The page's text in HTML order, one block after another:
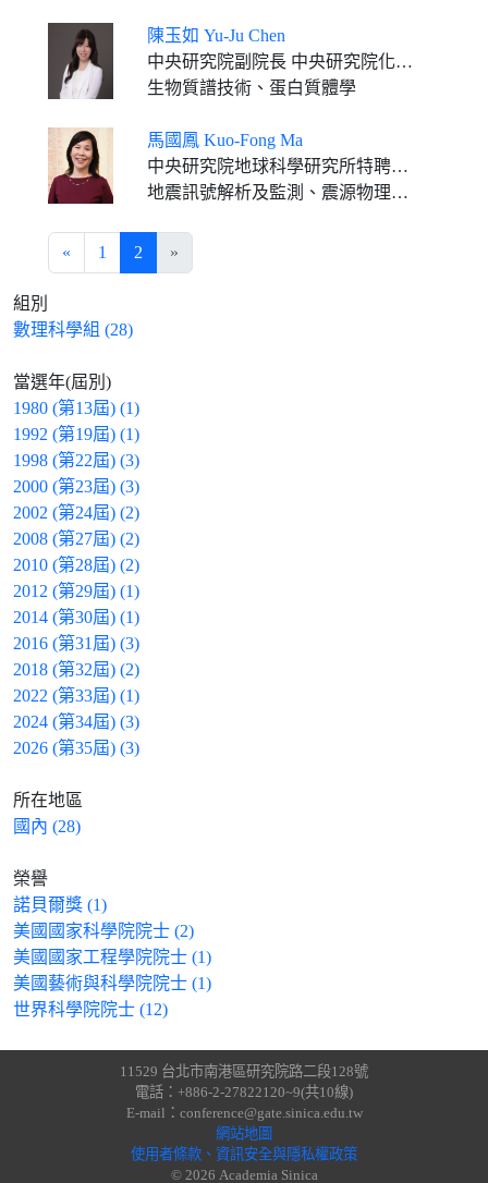
陳玉如 Yu-Ju Chen
中央研究院副院長 中央研究院化學研究所特聘研究員
生物質譜技術、蛋白質體學
馬國鳳 Kuo-Fong Ma
中央研究院地球科學研究所特聘研究員兼所長
地震訊號解析及監測、震源物理、斷層動力學模擬、地震危害度分析
« 1 2 »
組別
數理科學組 (28)
當選年(屆別)
1980 (第13屆) (1)
1992 (第19屆) (1)
1998 (第22屆) (3)
2000 (第23屆) (3)
2002 (第24屆) (2)
2008 (第27屆) (2)
2010 (第28屆) (2)
2012 (第29屆) (1)
2014 (第30屆) (1)
2016 (第31屆) (3)
2018 (第32屆) (2)
2022 (第33屆) (1)
2024 (第34屆) (3)
2026 (第35屆) (3)
所在地區
國內 (28)
榮譽
諾貝爾獎 (1)
美國國家科學院院士 (2)
美國國家工程學院院士 (1)
美國藝術與科學院院士 (1)
世界科學院院士 (12)
11529 台北市南港區研究院路二段128號
電話：+886-2-27822120~9(共10線)
E-mail：conference@gate.sinica.edu.tw
網站地圖
使用者條款、資訊安全與隱私權政策
© 2026 Academia Sinica